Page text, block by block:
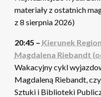
materiały z ostatnich
z 8 sierpnia 2026)
20:45 – Kierunek
Magdalena Riebandt
Wakacyjny cykl
Magdaleną Riebandt,
Sztuki i Biblioteki